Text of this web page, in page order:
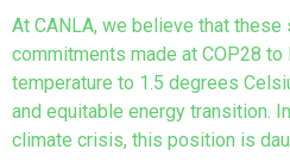
At CANLA, we believe that
commitments made at COP28
temperature to 1.5 degrees
and equitable energy transition.
climate crisis, this position is